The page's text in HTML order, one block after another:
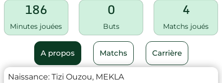
186
Minutes jouées
0
Buts
4
Matchs joués
A propos Matchs Carrière
Naissance: Tizi Ouzou, MEKLA